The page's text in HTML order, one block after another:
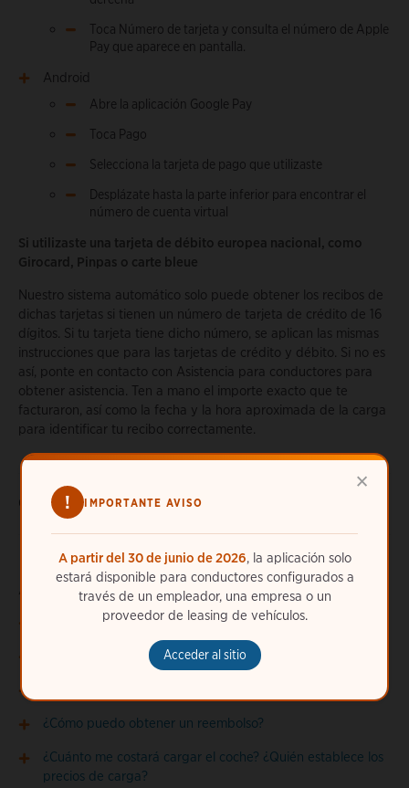
×
! IMPORTANTE AVISO
A partir del 30 de junio de 2026, la aplicación solo
estará disponible para conductores configurados a
través de un empleador, una empresa o un
proveedor de leasing de vehículos.
Acceder al sitio
Toca Número de tarjeta y consulta el número de Apple
Pay que aparece en pantalla.
Android
Abre la aplicación Google Pay
Toca Pago
Selecciona la tarjeta de pago que utilizaste
Desplázate hasta la parte inferior para encontrar el
número de cuenta virtual
Si utilizaste una tarjeta de débito europea nacional, como
Girocard, Pinpas o carte bleue
Nuestro sistema automático solo puede obtener los recibos de
dichas tarjetas si tienen un número de tarjeta de crédito de 16
dígitos. Si tu tarjeta tiene dicho número, se aplican las mismas
instrucciones que para las tarjetas de crédito y débito. Si no es
así, ponte en contacto con Asistencia para conductores para
obtener asistencia. Ten a mano el importe exacto que te
facturaron, así como la fecha y la hora aproximada de la carga
para identificar tu recibo correctamente.
Compartir:
Artículos relacionados
¿Aplica ChargePoint tarifas por inactividad?
¿Cómo pago la carga?
¿Cómo puedo obtener un reembolso?
¿Cuánto me costará cargar el coche? ¿Quién establece los
precios de carga?